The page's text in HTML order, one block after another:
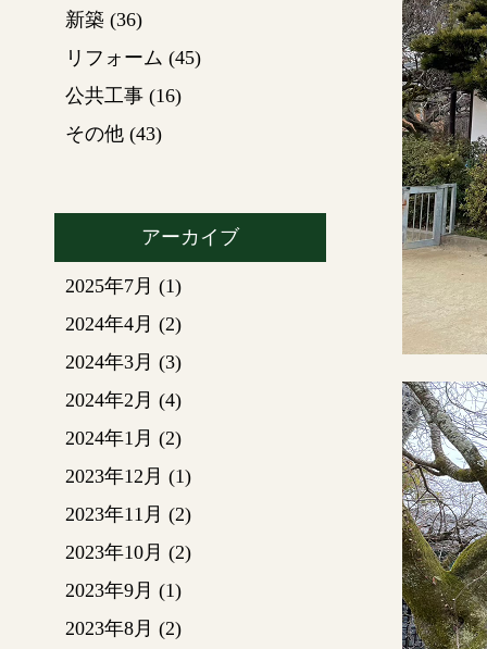
新築 (36)
リフォーム (45)
公共工事 (16)
その他 (43)
アーカイブ
2025年7月 (1)
2024年4月 (2)
2024年3月 (3)
2024年2月 (4)
2024年1月 (2)
2023年12月 (1)
2023年11月 (2)
2023年10月 (2)
2023年9月 (1)
2023年8月 (2)